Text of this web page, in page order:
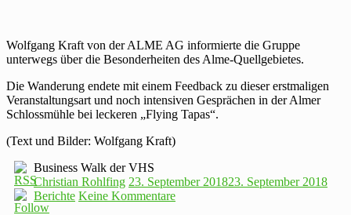
Wolfgang Kraft von der ALME AG informierte die Gruppe
unterwegs über die Besonderheiten des Alme-Quellgebietes.
Die Wanderung endete mit einem Feedback zu dieser erstmaligen
Veranstaltungsart und noch intensiven Gesprächen in der Almer
Schlossmühle bei leckeren „Flying Tapas“.
(Text und Bilder: Wolfgang Kraft)
Business Walk der VHS
Christian Rohlfing 23. September 201823. September 2018
Berichte Keine Kommentare